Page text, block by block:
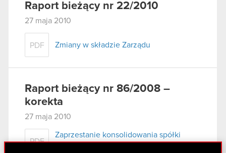
Raport bieżący nr 22/2010
27 maja 2010
PDF Zmiany w składzie Zarządu
Raport bieżący nr 86/2008 –
korekta
27 maja 2010
PDF
Zaprzestanie konsolidowania spółki